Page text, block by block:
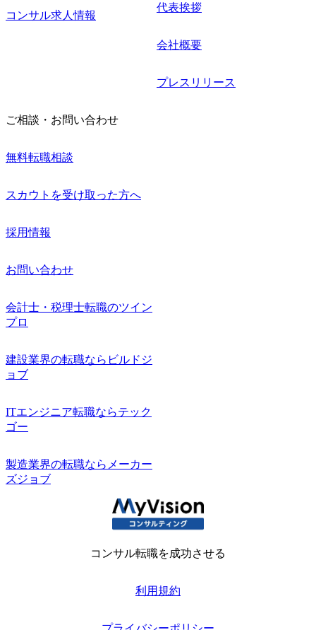
コンサル求人情報
代表挨拶
会社概要
プレスリリース
ご相談・お問い合わせ
無料転職相談
スカウトを受け取った方へ
採用情報
お問い合わせ
会計士・税理士転職のツイン
プロ
建設業界の転職ならビルドジ
ョブ
ITエンジニア転職ならテック
ゴー
製造業界の転職ならメーカー
ズジョブ
コンサル転職を成功させる
利用規約